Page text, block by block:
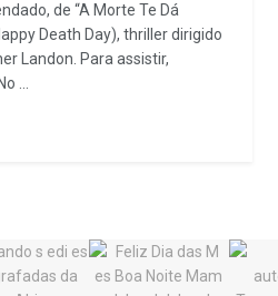
de “A Morte Te Dá
Death Day), thriller dirigido
Landon. Para assistir,
...